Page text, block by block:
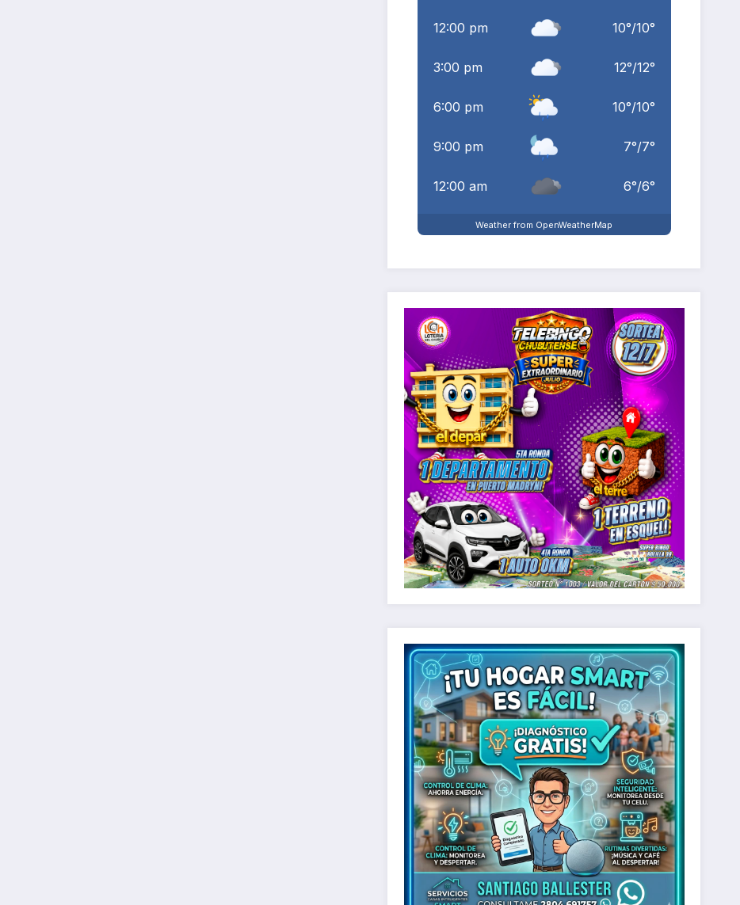
12:00 pm 10°/10°
3:00 pm 12°/12°
6:00 pm 10°/10°
9:00 pm 7°/7°
12:00 am 6°/6°
Weather from OpenWeatherMap